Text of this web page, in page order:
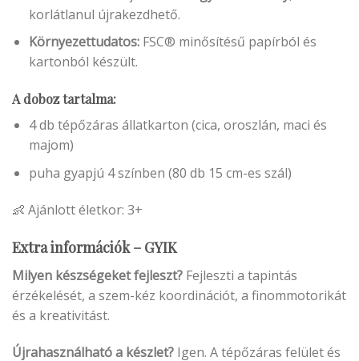
korlátlanul újrakezdhető.
Környezettudatos:FSC® minősítésű papírból és
kartonból készült.
A doboz tartalma:
4 db tépőzáras állatkarton (cica, oroszlán, maci és
majom)
puha gyapjú 4 színben (80 db 15 cm-es szál)
👶 Ajánlott életkor: 3+
Extra információk – GYIK
Milyen készségeket fejleszt? Fejleszti a tapintás
érzékelését, a szem-kéz koordinációt, a finommotorikát
és a kreativitást.
Újrahasználható a készlet? Igen. A tépőzáras felület és